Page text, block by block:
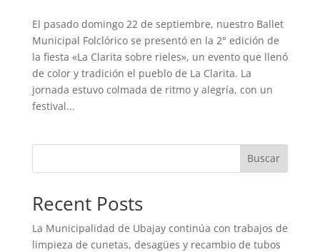
El pasado domingo 22 de septiembre, nuestro Ballet
Municipal Folclórico se presentó en la 2° edición de
la fiesta «La Clarita sobre rieles», un evento que llenó
de color y tradición el pueblo de La Clarita. La
jornada estuvo colmada de ritmo y alegría, con un
festival...
Buscar
Recent Posts
La Municipalidad de Ubajay continúa con trabajos de
limpieza de cunetas, desagües y recambio de tubos